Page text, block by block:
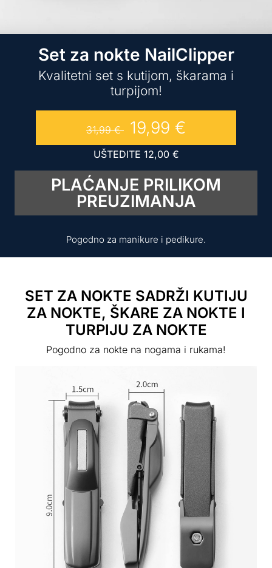
Set za nokte NailClipper
Kvalitetni set s kutijom, škarama i
turpijom!
31,99€ 19,99 €
UŠTEDITE 12,00 €
PLAĆANJE PRILIKOM
PREUZIMANJA
Pogodno za manikure i pedikure.
SET ZA NOKTE SADRŽI KUTIJU
ZA NOKTE, ŠKARE ZA NOKTE I
TURPIJU ZA NOKTE
Pogodno za nokte na nogama i rukama!